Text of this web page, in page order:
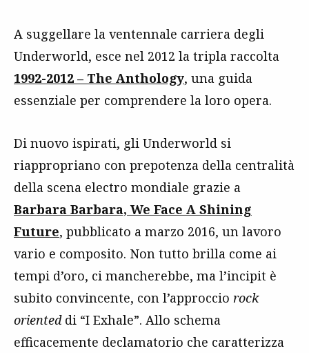
A suggellare la ventennale carriera degli
Underworld, esce nel 2012 la tripla raccolta
1992-2012 – The Anthology, una guida
essenziale per comprendere la loro opera.
Di nuovo ispirati, gli Underworld si
riappropriano con prepotenza della centralità
della scena electro mondiale grazie a
Barbara Barbara, We Face A Shining
Future, pubblicato a marzo 2016, un lavoro
vario e composito. Non tutto brilla come ai
tempi d’oro, ci mancherebbe, ma l’incipit è
subito convincente, con l’approccio rock
orienteddi “I Exhale”. Allo schema
efficacemente declamatorio che caratterizza